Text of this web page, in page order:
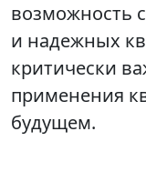
возможность
и надежных
критически
применения
будущем.